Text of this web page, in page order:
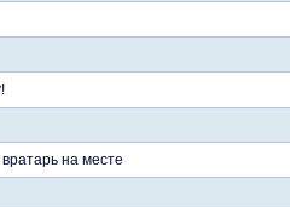
на месте